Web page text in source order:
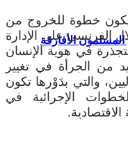
المسلمون الأفارقة
خطوة للخروج من
الفرنسي على الإدارة
في هوية الإنسان
من الجرأة في تغيير
والتي بدَوْرها تكون
الإجرائية في